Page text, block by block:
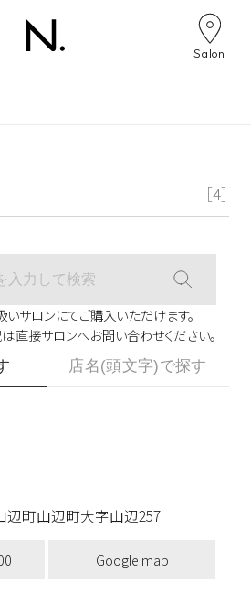
Salon
［4］
いサロンにてご購入いただけます。
直接サロンへお問い合わせください。
店名(頭文字)で探す
辺町山辺町大字山辺257
Google map
ション